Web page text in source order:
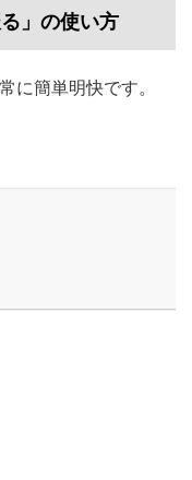
」の使い方
に簡単明快です。